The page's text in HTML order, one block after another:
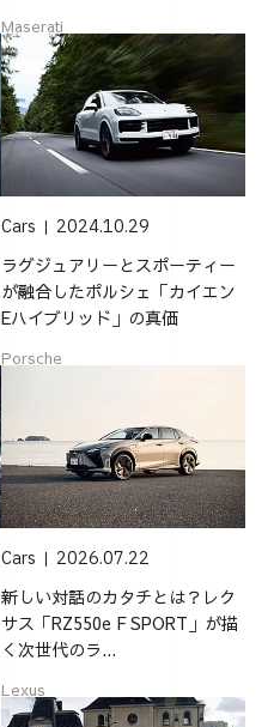
Maserati
Cars 2024.10.29
ラグジュアリーとスポーティー
が融合したポルシェ「カイエン
Eハイブリッド」の真価
Porsche
Cars 2026.07.22
新しい対話のカタチとは？レク
サス「RZ550e F SPORT」が描
く次世代のラ...
Lexus